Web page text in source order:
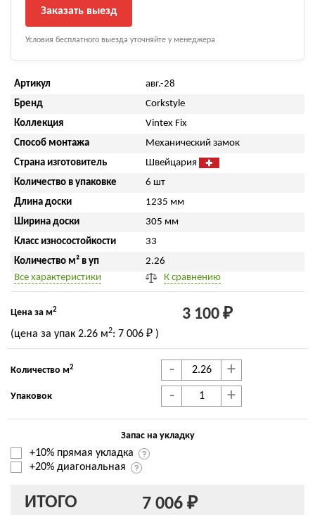
Заказать выезд
Условия бесплатного выезда уточняйте у менеджера
Артикул
авг.-28
Бренд
Corkstyle
Коллекция
Vintex Fix
Способ монтажа
Механический замок
Страна изготовитель
Швейцария
Количество в упаковке
6 шт
Длина доски
1235 мм
Ширина доски
305 мм
Класс износостойкости
33
Количество м² в уп
2.26
Все характеристики
К сравнению
Цена за м2 3 100 ₽
(цена за упак 2.26 м2: 7 006 ₽ )
Количество м2 - +
Упаковок - +
Запас на укладку
+10% прямая укладка
+20% диагональная
ИТОГО 7 006 ₽